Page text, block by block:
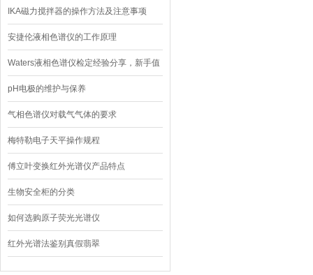
IKA磁力搅拌器的操作方法及注意事项
安捷伦液相色谱仪的工作原理
Waters液相色谱仪检定经验分享，新手值
得借鉴
pH电极的维护与保养
气相色谱仪对载气气体的要求
梅特勒电子天平操作规程
傅立叶变换红外光谱仪产品特点
生物安全柜的分类
如何选购原子荧光光谱仪
红外光谱法鉴别真假翡翠